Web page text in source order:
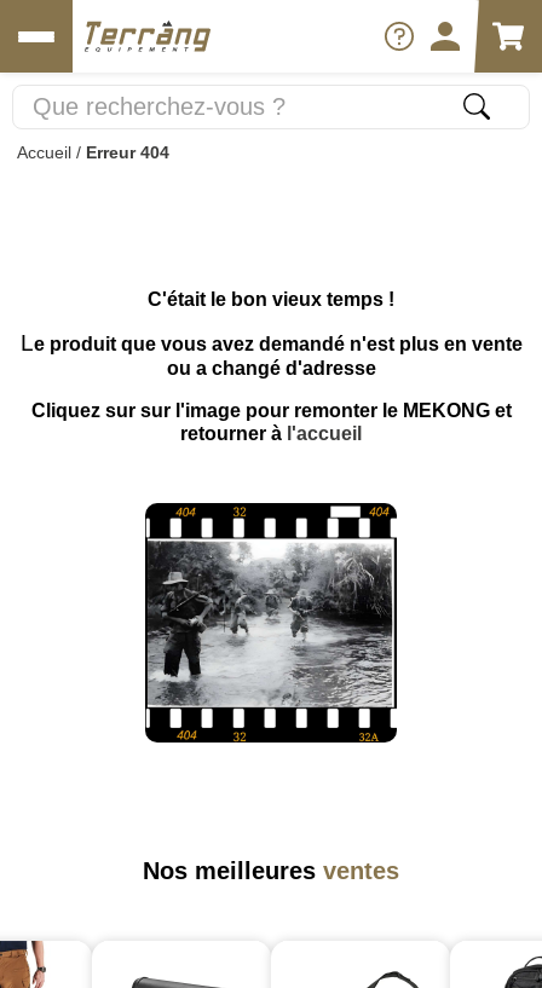
Accueil / Erreur 404
C'était le bon vieux temps !
Le produit que vous avez demandé n'est plus en vente
ou a changé d'adresse
Cliquez sur sur l'image pour remonter le MEKONG et
retourner à l'accueil
Nos meilleures ventes